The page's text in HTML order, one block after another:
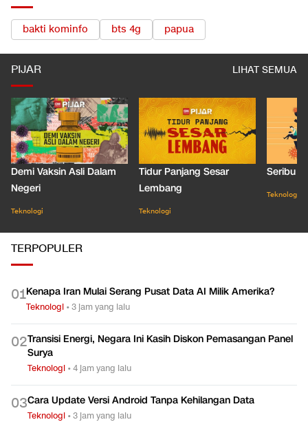
bakti kominfo bts 4g papua
PIJAR LIHAT SEMUA
Demi Vaksin Asli Dalam
Negeri
Teknologi
Tidur Panjang Sesar
Lembang
Teknologi
Seribu
Teknologi
TERPOPULER
01Kenapa Iran Mulai Serang Pusat Data AI Milik Amerika?
Teknologi •3 jam yang lalu
02Transisi Energi, Negara Ini Kasih Diskon Pemasangan Panel
Surya
Teknologi •4 jam yang lalu
03Cara Update Versi Android Tanpa Kehilangan Data
Teknologi •3 jam yang lalu